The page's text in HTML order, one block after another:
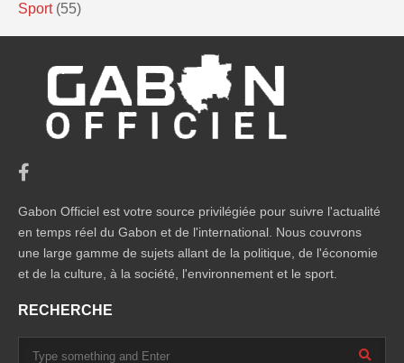
Sport (55)
Gabon Officiel est votre source privilégiée pour suivre l'actualité
en temps réel du Gabon et de l'international. Nous couvrons
une large gamme de sujets allant de la politique, de l'économie
et de la culture, à la société, l'environnement et le sport.
RECHERCHE